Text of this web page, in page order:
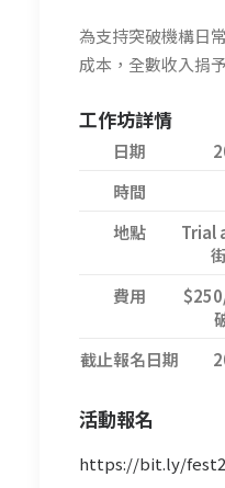
為支持突破機構日
成本，全數收入捐
工作坊詳情
日期
時間
地點
Trial
費用
截止報名日期
活動報名
https://bit.ly/